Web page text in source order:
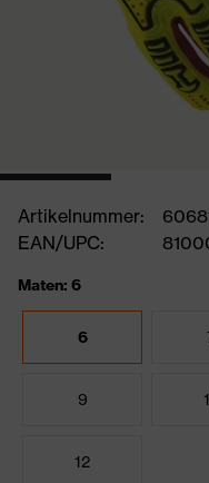
Artikelnummer:
EAN/UPC:
Maten: 6
6
9
12